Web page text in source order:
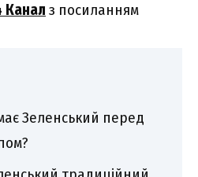
Канал з посиланням
Зеленський перед